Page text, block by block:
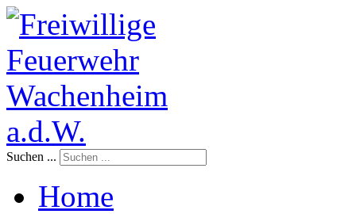
Suchen ...
Home